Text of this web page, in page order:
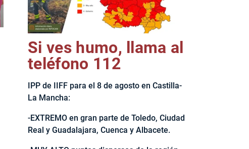
Si ves humo, llama al
teléfono 112
IPP de IIFF para el 8 de agosto en Castilla-
La Mancha:
-EXTREMO en gran parte de Toledo, Ciudad
Real y Guadalajara, Cuenca y Albacete.